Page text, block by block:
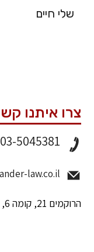
שלי חיים
צרו איתנו
03-5045381
law.co.il
הרוקמים 21, קומה 6, חולון 5885844